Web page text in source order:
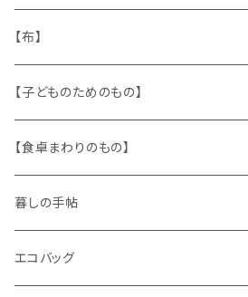
キャラクター
ピノキオ
缶、箱
陶磁器
文房具
木製品
ミニチュア、ドールハウス
袋、箱、ナプキン、コースター
パズル、ゲーム
古本、古雑誌、古えほん
古レコード
古せっけん
文房具
メタル
ガラス
プラスチック
紙
チロルテープ・イニシャルテープ
トリム
ワッペン
【布】
キッチンクロス、ナプキン
ニット
布地
【子どものためのもの】
身に着けるもの
【食卓まわりのもの】
ガラス
花びん
陶磁器
暮しの手帖
エコバッグ